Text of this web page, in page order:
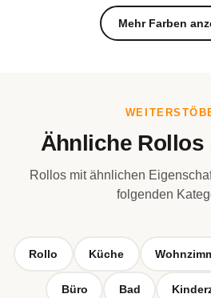
Mehr Farben
Ähnliche Rollos
Rollos mit ähnlichen
folgenden
Rollo Küche
Büro Bad